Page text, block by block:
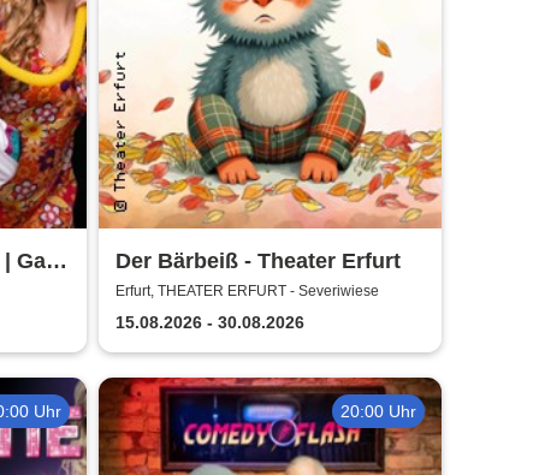
Galli
Der Bärbeiß - Theater Erfurt
Erfurt, THEATER ERFURT - Severiwiese
15.08.2026 - 30.08.2026
Uhr 20:00 Uhr